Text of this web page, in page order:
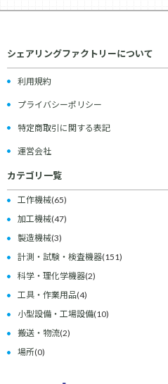
シェアリングファクトリーについて
利用規約
プライバシーポリシー
特定商取引に関する表記
運営会社
カテゴリ一覧
工作機械(65)
加工機械(47)
製造機械(3)
計測・試験・検査機器(151)
科学・理化学機器(2)
工具・作業用品(4)
小型設備・工場設備(10)
搬送・物流(2)
場所(0)